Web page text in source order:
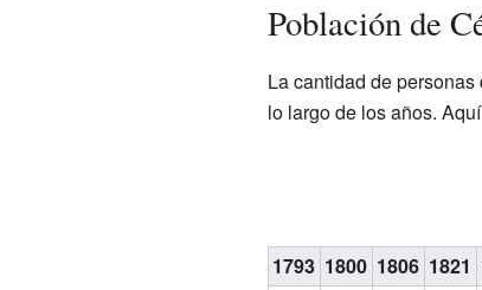
Población de
La cantidad de
lo largo de los años.
1793 1800 1806 1821